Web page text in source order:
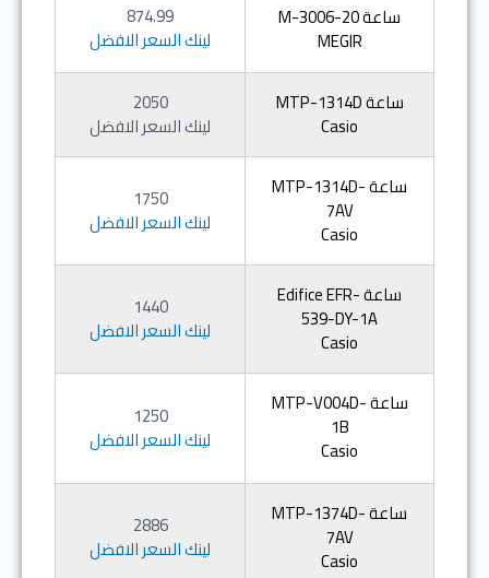
ساعة M-3006-20
MEGIR
874.99
لينك السعر الافضل
ساعة MTP-1314D
Casio
2050
لينك السعر الافضل
ساعة MTP-1314D-
7AV
Casio
1750
لينك السعر الافضل
ساعة Edifice EFR-
539-DY-1A
Casio
1440
لينك السعر الافضل
ساعة MTP-V004D-
1B
Casio
1250
لينك السعر الافضل
ساعة MTP-1374D-
7AV
Casio
2886
لينك السعر الافضل